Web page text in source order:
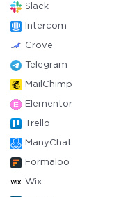
Slack
Intercom
Crove
Telegram
MailChimp
Elementor
Trello
ManyChat
Formaloo
Wix